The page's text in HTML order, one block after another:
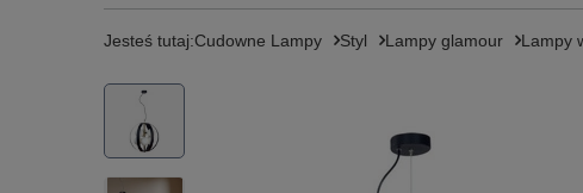
Jesteś tutaj:Cudowne Lampy Styl Lampy glamour Lampy